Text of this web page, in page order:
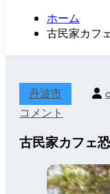
ホーム
古民家カフ
丹波市
コメント
古民家カフェ